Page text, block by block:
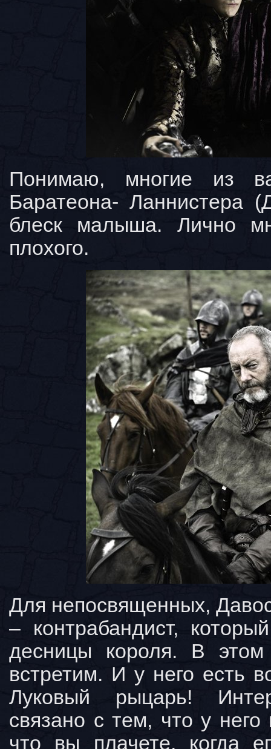
Понимаю, многие из
Баратеона- Ланнистера
блеск малыша. Лично
плохого.
Для непосвященных,
– контрабандист,
десницы короля. В
встретим. И у него есть
Луковый рыцарь!
связано с тем, что у
что вы плачете, когда